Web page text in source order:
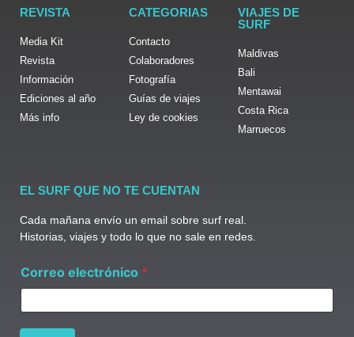
REVISTA
Media Kit
Revista
Información
Ediciones al año
Más info
CATEGORIAS
Contacto
Colaboradores
Fotografía
Guías de viajes
Ley de cookies
VIAJES DE
SURF
Maldivas
Bali
Mentawai
Costa Rica
Marruecos
EL SURF QUE NO TE CUENTAN
Cada mañana envío un email sobre surf real.
Historias, viajes y todo lo que no sale en redes.
l
e
Correo electrónico *